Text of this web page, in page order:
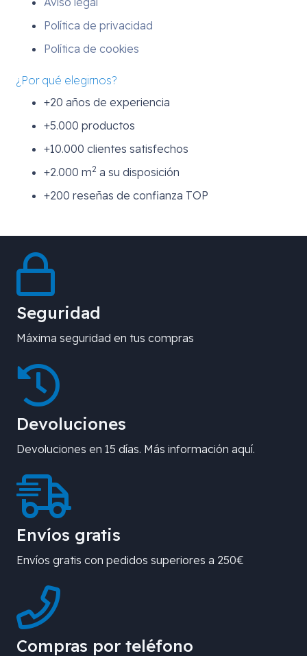
Política de privacidad
Política de cookies
¿Por qué elegirnos?
+20 años de experiencia
+5.000 productos
+10.000 clientes satisfechos
+2.000 m2 a su disposición
+200 reseñas de confianza TOP
Seguridad
Máxima seguridad en tus compras
Devoluciones
Devoluciones en 15 días. Más información aquí.
Envíos gratis
Envíos gratis con pedidos superiores a 250€
Compras por teléfono